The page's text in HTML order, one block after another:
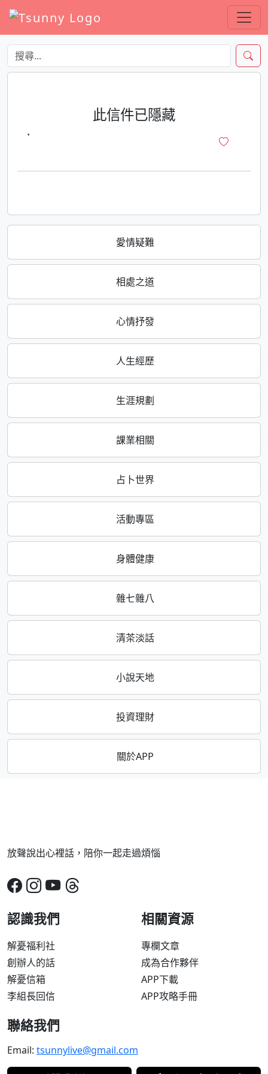
愛情疑難
相處之道
心情抒發
人生經歷
生涯規劃
課業相關
占卜世界
活動專區
身體健康
雜七雜八
清茶淡話
小說天地
投資理財
關於APP
此信件已隱藏
·
放聲說出心裡話，陪你一起走過煩惱
認識我們
解憂福利社
創辦人的話
解憂信箱
李組長回信
相關資源
專欄文章
成為合作夥伴
APP下載
APP攻略手冊
聯絡我們
Email: tsunnylive@gmail.com